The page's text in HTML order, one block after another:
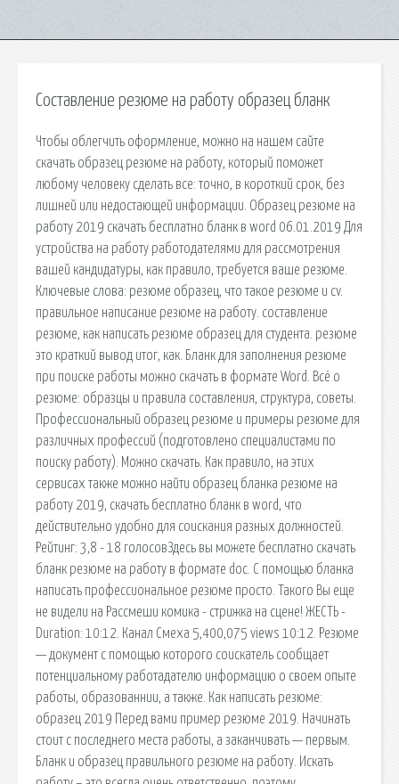
Составление резюме на работу образец бланк
Чтобы облегчить оформление, можно на нашем сайте
скачать образец резюме на работу, который поможет
любому человеку сделать все: точно, в короткий срок, без
лишней или недостающей информации. Образец резюме на
работу 2019 скачать бесплатно бланк в word 06.01.2019 Для
устройства на работу работодателями для рассмотрения
вашей кандидатуры, как правило, требуется ваше резюме.
Ключевые слова: резюме образец, что такое резюме и cv.
правильное написание резюме на работу. составление
резюме, как написать резюме образец для студента. резюме
это краткий вывод итог, как. Бланк для заполнения резюме
при поиске работы можно скачать в формате Word. Всё о
резюме: образцы и правила составления, структура, советы.
Профессиональный образец резюме и примеры резюме для
различных профессий (подготовлено специалистами по
поиску работу). Можно скачать. Как правило, на этих
сервисах также можно найти образец бланка резюме на
работу 2019, скачать бесплатно бланк в word, что
действительно удобно для соискания разных должностей.
Рейтинг: 3,8 - 18 голосовЗдесь вы можете бесплатно скачать
бланк резюме на работу в формате doc. С помощью бланка
написать профессиональное резюме просто. Такого Вы еще
не видели на Рассмеши комика - стрижка на сцене! ЖЕСТЬ -
Duration: 10:12. Канал Смеха 5,400,075 views 10:12. Резюме
— документ с помощью которого соискатель сообщает
потенциальному работадателю информацию о своем опыте
работы, образованнии, а также. Как написать резюме:
образец 2019 Перед вами пример резюме 2019. Начинать
стоит с последнего места работы, а заканчивать — первым.
Бланк и образец правильного резюме на работу. Искать